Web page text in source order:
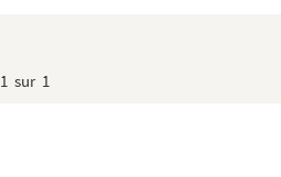
1 sur 1